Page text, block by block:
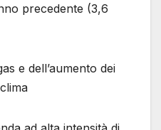
precedente (3,6
e dell’aumento dei